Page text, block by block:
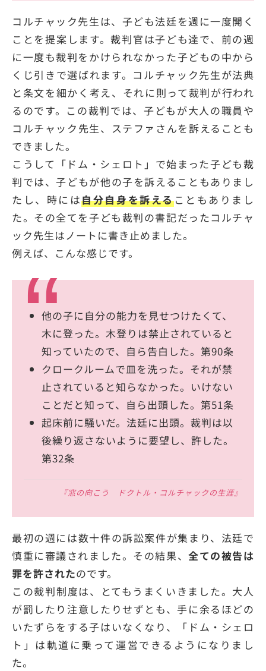
コルチャック先生は、子ども法廷を週に一度開く
ことを提案します。裁判官は子ども達で、前の週
に一度も裁判をかけられなかった子どもの中から
くじ引きで選ばれます。コルチャック先生が法典
と条文を細かく考え、それに則って裁判が行われ
るのです。この裁判では、子どもが大人の職員や
コルチャック先生、ステファさんを訴えることも
できました。
こうして「ドム・シェロト」で始まった子ども裁
判では、子どもが他の子を訴えることもありまし
たし、時には自分自身を訴えることもありまし
た。その全てを子ども裁判の書記だったコルチャ
ック先生はノートに書き止めました。
例えば、こんな感じです。
他の子に自分の能力を見せつけたくて、
木に登った。木登りは禁止されていると
知っていたので、自ら告白した。第90条
クロークルームで皿を洗った。それが禁
止されていると知らなかった。いけない
ことだと知って、自ら出頭した。第51条
起床前に騒いだ。法廷に出頭。裁判は以
後繰り返さないように要望し、許した。
第32条
『窓の向こう ドクトル・コルチャックの生涯』
最初の週には数十件の訴訟案件が集まり、法廷で
慎重に審議されました。その結果、全ての被告は
罪を許されたのです。
この裁判制度は、とてもうまくいきました。大人
が罰したり注意したりせずとも、手に余るほどの
いたずらをする子はいなくなり、「ドム・シェロ
ト」は軌道に乗って運営できるようになりまし
た。